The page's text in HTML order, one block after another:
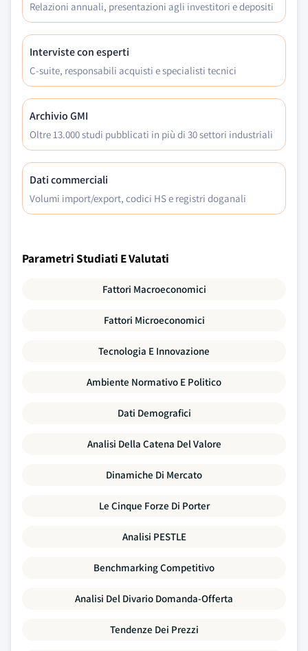
Relazioni annuali, presentazioni agli investitori e depositi
Interviste con esperti
C-suite, responsabili acquisti e specialisti tecnici
Archivio GMI
Oltre 13.000 studi pubblicati in più di 30 settori industriali
Dati commerciali
Volumi import/export, codici HS e registri doganali
Parametri Studiati E Valutati
Fattori Macroeconomici
Fattori Microeconomici
Tecnologia E Innovazione
Ambiente Normativo E Politico
Dati Demografici
Analisi Della Catena Del Valore
Dinamiche Di Mercato
Le Cinque Forze Di Porter
Analisi PESTLE
Benchmarking Competitivo
Analisi Del Divario Domanda-Offerta
Tendenze Dei Prezzi